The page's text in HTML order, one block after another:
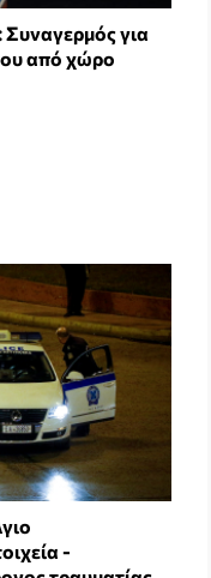
για
από χώρο
-